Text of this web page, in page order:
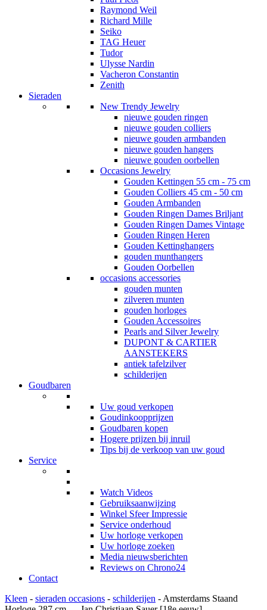
Raymond Weil
Richard Mille
Seiko
TAG Heuer
Tudor
Ulysse Nardin
Vacheron Constantin
Zenith
Sieraden
New Trendy Jewelry
nieuwe gouden ringen
nieuwe gouden colliers
nieuwe gouden armbanden
nieuwe gouden hangers
nieuwe gouden oorbellen
Occasions Jewelry
Gouden Kettingen 55 cm - 75 cm
Gouden Colliers 45 cm - 50 cm
Gouden Armbanden
Gouden Ringen Dames Briljant
Gouden Ringen Dames Vintage
Gouden Ringen Heren
Gouden Kettinghangers
gouden munthangers
Gouden Oorbellen
occasions accessories
gouden munten
zilveren munten
gouden horloges
Gouden Accessoires
Pearls and Silver Jewelry
DUPONT & CARTIER
AANSTEKERS
antiek tafelzilver
schilderijen
Goudbaren
Uw goud verkopen
Goudinkoopprijzen
Goudbaren kopen
Hogere prijzen bij inruil
Tips bij de verkoop van uw goud
Service
Watch Videos
Gebruiksaanwijzing
Winkel Sfeer Impressie
Service onderhoud
Uw horloge verkopen
Uw horloge zoeken
Media nieuwsberichten
Reviews on Chrono24
Contact
Kleen - sieraden occasions - schilderijen - Amsterdams Staand